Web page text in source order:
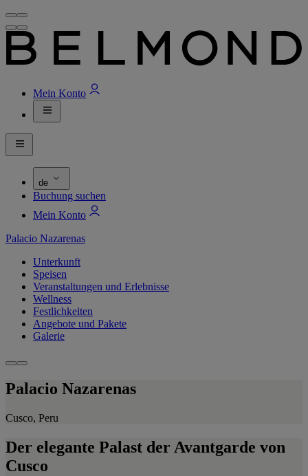
Mein Konto
de
Buchung suchen
Mein Konto
Palacio Nazarenas
Unterkunft
Speisen
Veranstaltungen und Erlebnisse
Wellness
Festlichkeiten
Angebote und Pakete
Galerie
Palacio Nazarenas
Cusco, Peru
Der elegante Palast der Avantgarde von
Cusco